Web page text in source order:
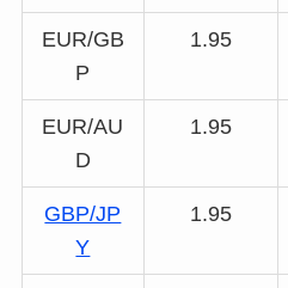
EUR/GB
P
1.95
EUR/AU
D
1.95
GBP/JP
Y
1.95